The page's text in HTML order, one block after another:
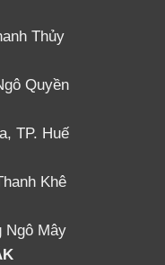
Thủy
Quyền
TP. Huế
Khê
Ngô Mây